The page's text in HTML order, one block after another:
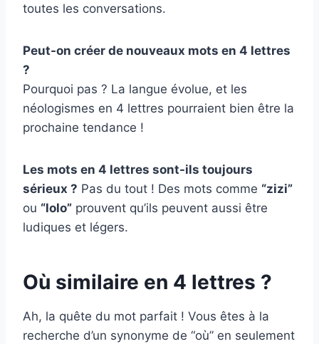
toutes les conversations.
Peut-on créer de nouveaux mots en 4 lettres
?
Pourquoi pas ? La langue évolue, et les
néologismes en 4 lettres pourraient bien être la
prochaine tendance !
Les mots en 4 lettres sont-ils toujours
sérieux ? Pas du tout ! Des mots comme “zizi”
ou “lolo” prouvent qu’ils peuvent aussi être
ludiques et légers.
Où similaire en 4 lettres ?
Ah, la quête du mot parfait ! Vous êtes à la
recherche d’un synonyme de “où” en seulement